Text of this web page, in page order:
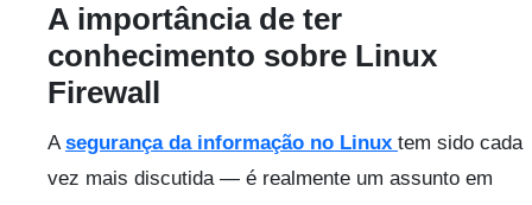
A importância de ter
conhecimento sobre Linux
Firewall
Asegurança da informação no Linux tem sido cada
vez mais discutida — é realmente um assunto em